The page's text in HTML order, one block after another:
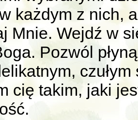
każdym z nich,
Mnie. Wejdź w
Pozwól
czułym
cię takim, jaki